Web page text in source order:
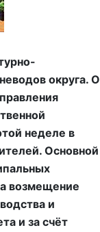
округа. О
неделе в
Основной
возмещение
и
и за счёт